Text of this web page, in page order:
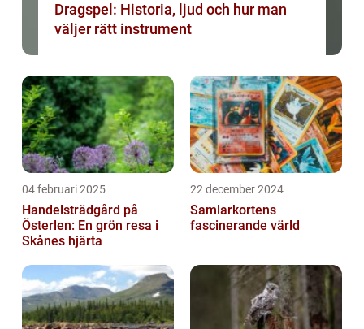
Dragspel: Historia, ljud och hur man
väljer rätt instrument
04 februari 2025
Handelsträdgård på
Österlen: En grön resa i
Skånes hjärta
22 december 2024
Samlarkortens
fascinerande värld